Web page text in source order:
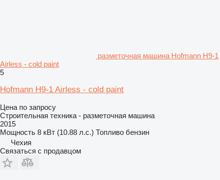
разметочная машина Hofmann H9-1
Airless - cold paint
5
Hofmann H9-1 Airless - cold paint
Цена по запросу
Строительная техника - разметочная машина
2015
Мощность 8 кВт (10.88 л.с.) Топливо бензин
Чехия
Связаться с продавцом